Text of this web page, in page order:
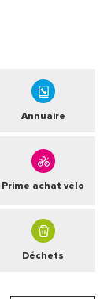
Annuaire
Prime achat vélo
Déchets